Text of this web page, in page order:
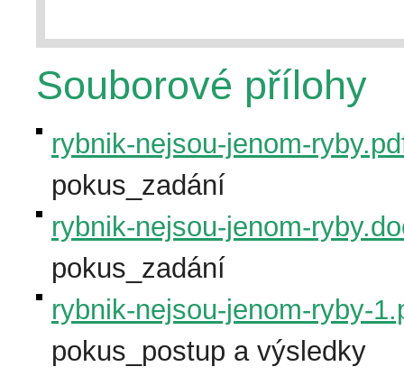
Souborové přílohy
rybnik-nejsou-jenom-
pokus_zadání
rybnik-nejsou-jenom-
pokus_zadání
rybnik-nejsou-jenom-ryby-
pokus_postup a výsledky